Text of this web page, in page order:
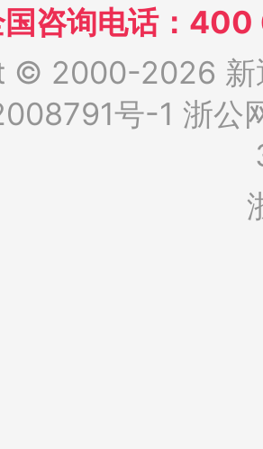
国咨询电话：
© 2000-2026 新
号-1 浙公